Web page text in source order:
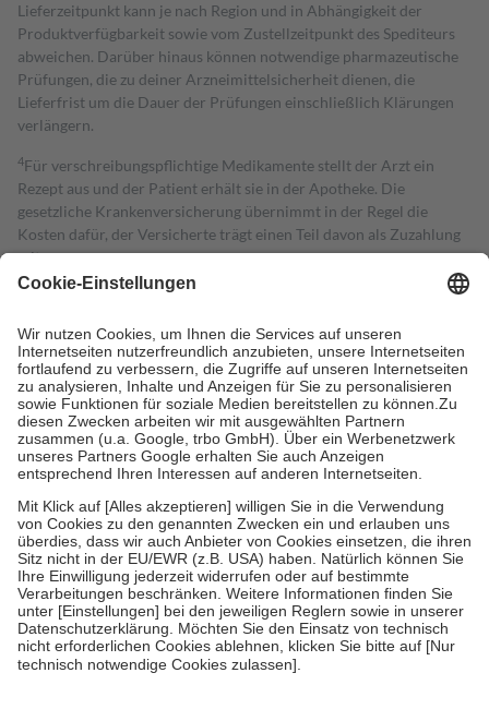
Lieferzeitpunkt kann je nach Region und in Abhängigkeit der
Produktverfügbarkeit sowie vom Zustellzeitpunkt des Spediteurs
abweichen. Darüber hinaus können notwendige pharmazeutische
Prüfungen, die zu deiner Arzneimittelsicherheit dienen, die
Lieferfrist um die Dauer der Prüfungen einschließlich Klärungen
verlängern.
4Für verschreibungspflichtige Medikamente stellt der Arzt ein
Rezept aus und der Patient erhält sie in der Apotheke. Die
gesetzliche Krankenversicherung übernimmt in der Regel die
Kosten dafür, der Versicherte trägt einen Teil davon als Zuzahlung
mit.
Grundsätzlich leisten Mitglieder Zuzahlungen in Höhe von zehn
höchstens zehn Euro.
Es sind jedoch nie mehr als die tatsächlichen
Kosten der Leistung zu entrichten.
Diese Regeln gelten grundsätzlich auch für Online-Apotheken.
Bei Heilmitteln und häuslicher Krankenpflege beträgt die
Zuzahlung zehn Prozent der Kosten sowie zehn Euro je
Verordnung.
Um das Engagement der Versicherten für ihre eigene Gesundheit zu
stärken und die besondere Stellung der Familie zu unterstützen,
fallenkeine Zuzahlungenan bei:
• Kindern und Jugendlichen bis zum vollendeten 18. Lebensjahr
mit Ausnahme der Fahrkosten
• Untersuchungen zur Vorsorge und Früherkennung, die von der
GKV getragen werden
• empfohlenen Schutzimpfungen
• Harn- und Blutteststreifen